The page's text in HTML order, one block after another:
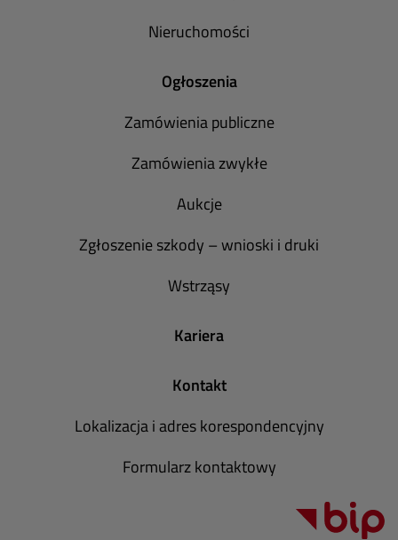
Nieruchomości
Ogłoszenia
Zamówienia publiczne
Zamówienia zwykłe
Aukcje
Zgłoszenie szkody – wnioski i druki
Wstrząsy
Kariera
Kontakt
Lokalizacja i adres korespondencyjny
Formularz kontaktowy